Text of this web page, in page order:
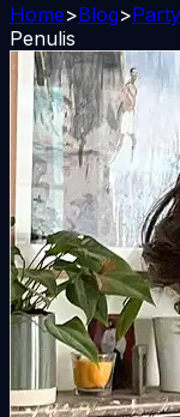
Home>Blog>
Penulis